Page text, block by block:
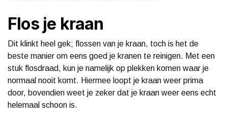
Flos je kraan
Dit klinkt heel gek; flossen van je kraan, toch is het de
beste manier om eens goed je kranen te reinigen. Met een
stuk flosdraad, kun je namelijk op plekken komen waar je
normaal nooit komt. Hiermee loopt je kraan weer prima
door, bovendien weet je zeker dat je kraan weer eens echt
helemaal schoon is.